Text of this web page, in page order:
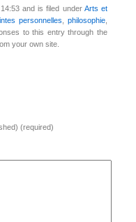
and is filed under Arts et
personnelles, philosophie,
to this entry through the
your own site.
(required)